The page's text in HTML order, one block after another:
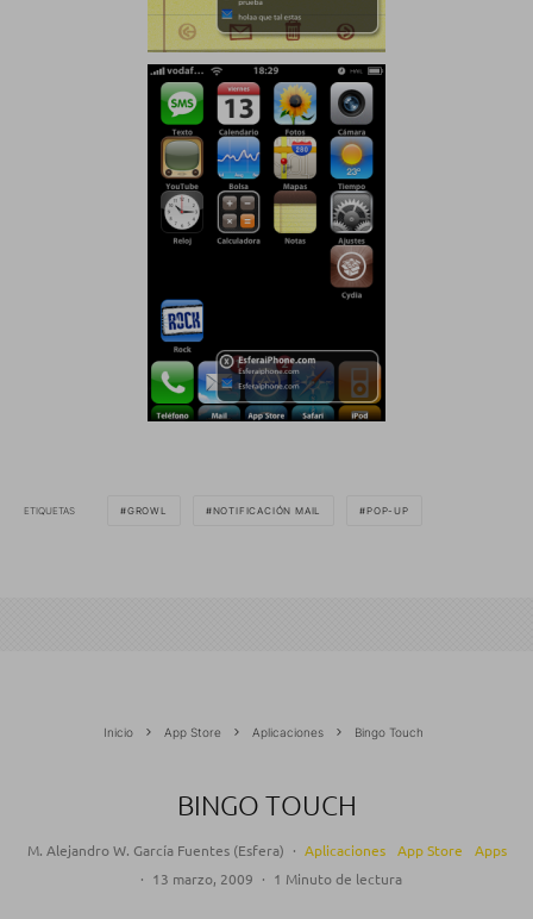
ETIQUETAS GROWL NOTIFICACIÓN MAIL POP-UP
Inicio App Store Aplicaciones Bingo Touch
BINGO TOUCH
M. Alejandro W. García Fuentes (Esfera) · Aplicaciones App Store
Apps
· 13 marzo, 2009 · 1 Minuto de lectura